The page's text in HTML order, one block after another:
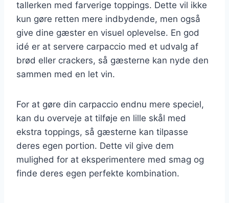
tallerken med farverige toppings. Dette vil ikke
kun gøre retten mere indbydende, men også
give dine gæster en visuel oplevelse. En god
idé er at servere carpaccio med et udvalg af
brød eller crackers, så gæsterne kan nyde den
sammen med en let vin.
For at gøre din carpaccio endnu mere speciel,
kan du overveje at tilføje en lille skål med
ekstra toppings, så gæsterne kan tilpasse
deres egen portion. Dette vil give dem
mulighed for at eksperimentere med smag og
finde deres egen perfekte kombination.